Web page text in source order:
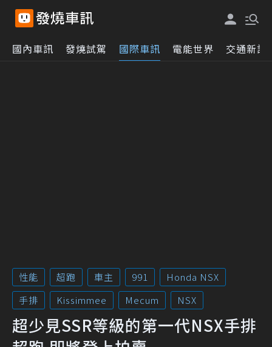
國內車訊 發燒試駕 國際車訊 電能世界 交通新訊
性能 超跑 車主 991
Honda NSX
手排
Kissimmee Mecum NSX
超少見SSR等級的第一代NSX手排